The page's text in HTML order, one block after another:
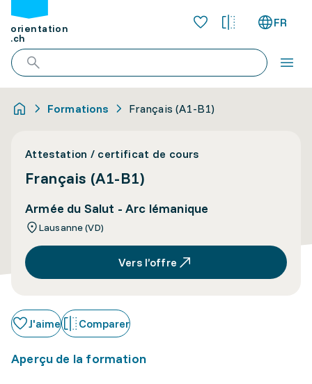
orientation
.ch
FR
Formations Français (A1-B1)
Attestation / certificat de cours
Français (A1-B1)
Armée du Salut - Arc lémanique
Lausanne (VD)
Vers l’offre
J'aime Comparer
Aperçu de la formation